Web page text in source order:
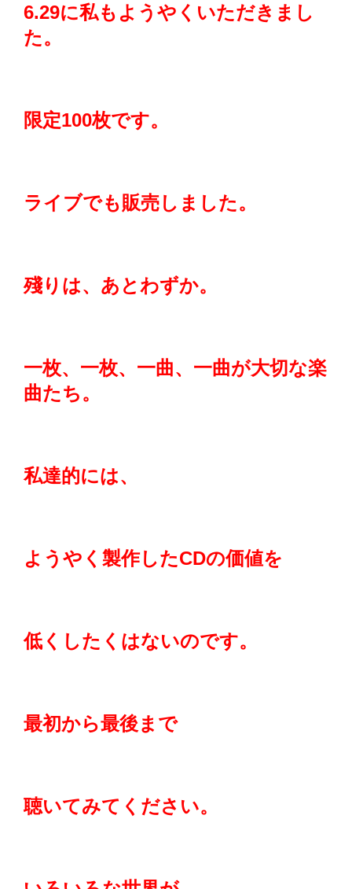
6.29に私もようやくいただきまし
た。
限定100枚です。
ライブでも販売しました。
殘りは、あとわずか。
一枚、一枚、一曲、一曲が大切な楽
曲たち。
私達的には、
ようやく製作したCDの価値を
低くしたくはないのです。
最初から最後まで
聴いてみてください。